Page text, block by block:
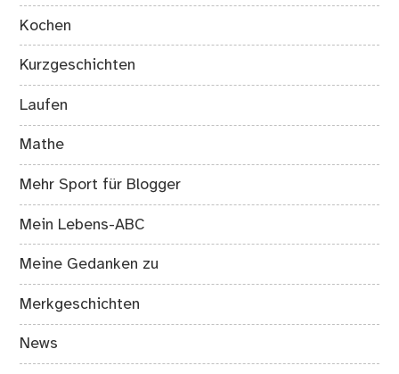
Kochen
Kurzgeschichten
Laufen
Mathe
Mehr Sport für Blogger
Mein Lebens-ABC
Meine Gedanken zu
Merkgeschichten
News